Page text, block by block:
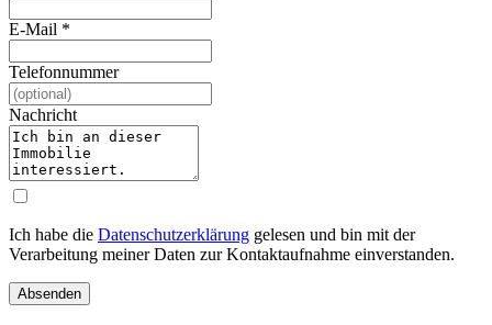
E-Mail *
Telefonnummer
Nachricht
Ich habe die Datenschutzerklärung gelesen und bin mit der
Verarbeitung meiner Daten zur Kontaktaufnahme einverstanden.
Absenden